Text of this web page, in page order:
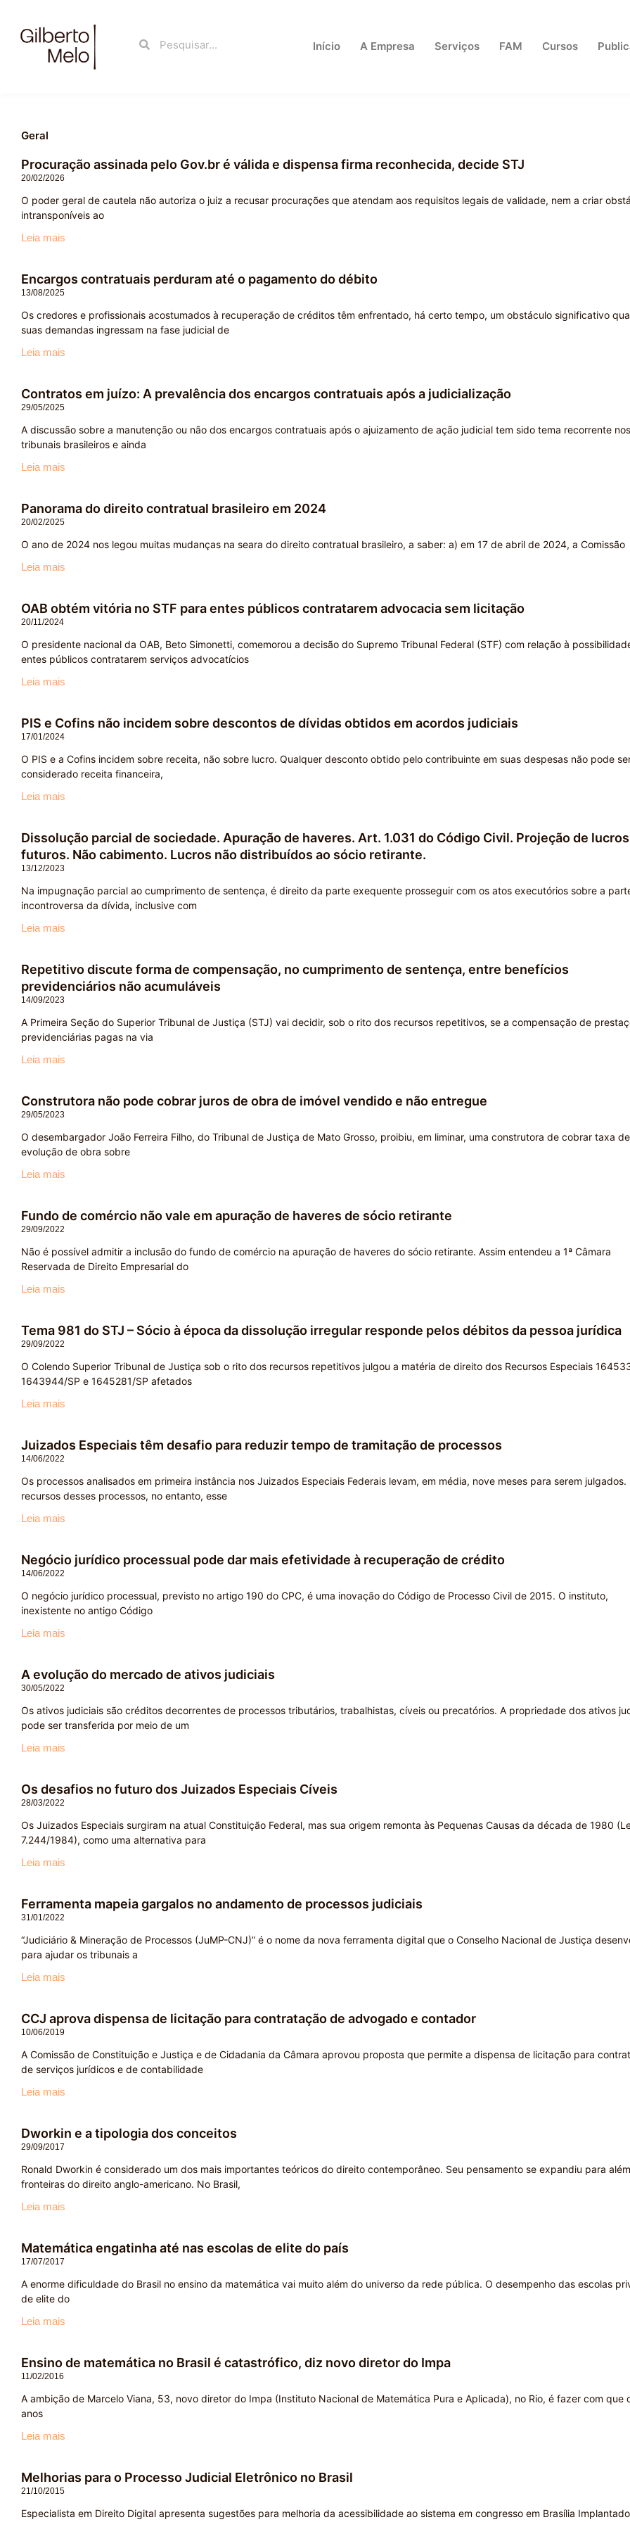
SearchSearch
Início A Empresa Serviços FAM Cursos
Geral
Procuração assinada pelo Gov.br é válida e dispensa firma reconhecida, decide STJ
20/02/2026
O poder geral de cautela não autoriza o juiz a recusar procurações que atendam aos requisitos legais de validade, nem a criar
intransponíveis ao
Leia mais
Encargos contratuais perduram até o pagamento do débito
13/08/2025
Os credores e profissionais acostumados à recuperação de créditos têm enfrentado, há certo tempo, um obstáculo significativo
suas demandas ingressam na fase judicial de
Leia mais
Contratos em juízo: A prevalência dos encargos contratuais após a judicialização
29/05/2025
A discussão sobre a manutenção ou não dos encargos contratuais após o ajuizamento de ação judicial tem sido tema recorrente nos
tribunais brasileiros e ainda
Leia mais
Panorama do direito contratual brasileiro em 2024
20/02/2025
O ano de 2024 nos legou muitas mudanças na seara do direito contratual brasileiro, a saber: a) em 17 de abril de 2024, a Comissão
Leia mais
OAB obtém vitória no STF para entes públicos contratarem advocacia sem licitação
20/11/2024
O presidente nacional da OAB, Beto Simonetti, comemorou a decisão do Supremo Tribunal Federal (STF) com relação à
entes públicos contratarem serviços advocatícios
Leia mais
PIS e Cofins não incidem sobre descontos de dívidas obtidos em acordos judiciais
17/01/2024
O PIS e a Cofins incidem sobre receita, não sobre lucro. Qualquer desconto obtido pelo contribuinte em suas despesas não pode
considerado receita financeira,
Leia mais
Dissolução parcial de sociedade. Apuração de haveres. Art. 1.031 do Código Civil. Projeção de lucros
futuros. Não cabimento. Lucros não distribuídos ao sócio retirante.
13/12/2023
Na impugnação parcial ao cumprimento de sentença, é direito da parte exequente prosseguir com os atos executórios sobre a
incontroversa da dívida, inclusive com
Leia mais
Repetitivo discute forma de compensação, no cumprimento de sentença, entre benefícios
previdenciários não acumuláveis
14/09/2023
A Primeira Seção do Superior Tribunal de Justiça (STJ) vai decidir, sob o rito dos recursos repetitivos, se a compensação de
previdenciárias pagas na via
Leia mais
Construtora não pode cobrar juros de obra de imóvel vendido e não entregue
29/05/2023
O desembargador João Ferreira Filho, do Tribunal de Justiça de Mato Grosso, proibiu, em liminar, uma construtora de cobrar taxa de
evolução de obra sobre
Leia mais
Fundo de comércio não vale em apuração de haveres de sócio retirante
29/09/2022
Não é possível admitir a inclusão do fundo de comércio na apuração de haveres do sócio retirante. Assim entendeu a 1ª Câmara
Reservada de Direito Empresarial do
Leia mais
Tema 981 do STJ – Sócio à época da dissolução irregular responde pelos débitos da pessoa jurídica
29/09/2022
O Colendo Superior Tribunal de Justiça sob o rito dos recursos repetitivos julgou a matéria de direito dos Recursos Especiais
1643944/SP e 1645281/SP afetados
Leia mais
Juizados Especiais têm desafio para reduzir tempo de tramitação de processos
14/06/2022
Os processos analisados em primeira instância nos Juizados Especiais Federais levam, em média, nove meses para serem julgados.
recursos desses processos, no entanto, esse
Leia mais
Negócio jurídico processual pode dar mais efetividade à recuperação de crédito
14/06/2022
O negócio jurídico processual, previsto no artigo 190 do CPC, é uma inovação do Código de Processo Civil de 2015. O instituto,
inexistente no antigo Código
Leia mais
A evolução do mercado de ativos judiciais
30/05/2022
Os ativos judiciais são créditos decorrentes de processos tributários, trabalhistas, cíveis ou precatórios. A propriedade dos ativos
pode ser transferida por meio de um
Leia mais
Os desafios no futuro dos Juizados Especiais Cíveis
28/03/2022
Os Juizados Especiais surgiram na atual Constituição Federal, mas sua origem remonta às Pequenas Causas da década de 1980
7.244/1984), como uma alternativa para
Leia mais
Ferramenta mapeia gargalos no andamento de processos judiciais
31/01/2022
“Judiciário & Mineração de Processos (JuMP-CNJ)” é o nome da nova ferramenta digital que o Conselho Nacional de Justiça
para ajudar os tribunais a
Leia mais
CCJ aprova dispensa de licitação para contratação de advogado e contador
10/06/2019
A Comissão de Constituição e Justiça e de Cidadania da Câmara aprovou proposta que permite a dispensa de licitação para
de serviços jurídicos e de contabilidade
Leia mais
Dworkin e a tipologia dos conceitos
29/09/2017
Ronald Dworkin é considerado um dos mais importantes teóricos do direito contemporâneo. Seu pensamento se expandiu para
fronteiras do direito anglo-americano. No Brasil,
Leia mais
Matemática engatinha até nas escolas de elite do país
17/07/2017
A enorme dificuldade do Brasil no ensino da matemática vai muito além do universo da rede pública. O desempenho das escolas
de elite do
Leia mais
Ensino de matemática no Brasil é catastrófico, diz novo diretor do Impa
11/02/2016
A ambição de Marcelo Viana, 53, novo diretor do Impa (Instituto Nacional de Matemática Pura e Aplicada), no Rio, é fazer com que
anos
Leia mais
Melhorias para o Processo Judicial Eletrônico no Brasil
21/10/2015
Especialista em Direito Digital apresenta sugestões para melhoria da acessibilidade ao sistema em congresso em Brasília
PagePagePagePage